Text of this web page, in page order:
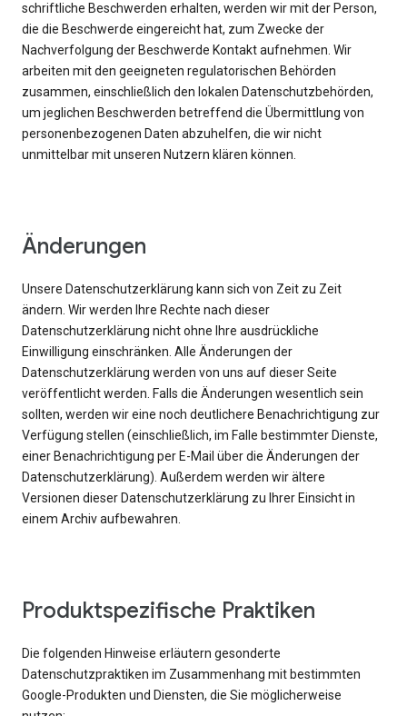
schriftliche Beschwerden erhalten, werden wir mit der Person,
die die Beschwerde eingereicht hat, zum Zwecke der
Nachverfolgung der Beschwerde Kontakt aufnehmen. Wir
arbeiten mit den geeigneten regulatorischen Behörden
zusammen, einschließlich den lokalen Datenschutzbehörden,
um jeglichen Beschwerden betreffend die Übermittlung von
personenbezogenen Daten abzuhelfen, die wir nicht
unmittelbar mit unseren Nutzern klären können.
Änderungen
Unsere Datenschutzerklärung kann sich von Zeit zu Zeit
ändern. Wir werden Ihre Rechte nach dieser
Datenschutzerklärung nicht ohne Ihre ausdrückliche
Einwilligung einschränken. Alle Änderungen der
Datenschutzerklärung werden von uns auf dieser Seite
veröffentlicht werden. Falls die Änderungen wesentlich sein
sollten, werden wir eine noch deutlichere Benachrichtigung zur
Verfügung stellen (einschließlich, im Falle bestimmter Dienste,
einer Benachrichtigung per E-Mail über die Änderungen der
Datenschutzerklärung). Außerdem werden wir ältere
Versionen dieser Datenschutzerklärung zu Ihrer Einsicht in
einem Archiv aufbewahren.
Produktspezifische Praktiken
Die folgenden Hinweise erläutern gesonderte
Datenschutzpraktiken im Zusammenhang mit bestimmten
Google-Produkten und Diensten, die Sie möglicherweise